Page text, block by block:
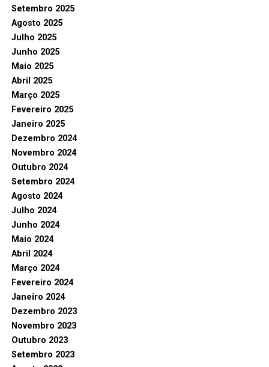
Setembro 2025
Agosto 2025
Julho 2025
Junho 2025
Maio 2025
Abril 2025
Março 2025
Fevereiro 2025
Janeiro 2025
Dezembro 2024
Novembro 2024
Outubro 2024
Setembro 2024
Agosto 2024
Julho 2024
Junho 2024
Maio 2024
Abril 2024
Março 2024
Fevereiro 2024
Janeiro 2024
Dezembro 2023
Novembro 2023
Outubro 2023
Setembro 2023